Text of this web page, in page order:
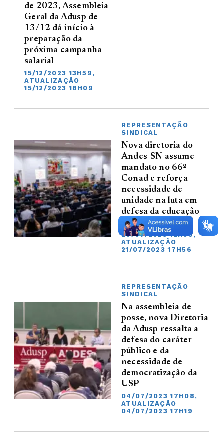
de 2023, Assembleia
Geral da Adusp de
13/12 dá início à
preparação da
próxima campanha
salarial
15/12/2023 13H59,
ATUALIZAÇÃO
15/12/2023 18H09
REPRESENTAÇÃO
SINDICAL
Nova diretoria do
Andes-SN assume
mandato no 66º
Conad e reforça
necessidade de
unidade na luta em
defesa da educação
pública
20/07/2023 12H59,
ATUALIZAÇÃO
21/07/2023 17H56
REPRESENTAÇÃO
SINDICAL
Na assembleia de
posse, nova Diretoria
da Adusp ressalta a
defesa do caráter
público e da
necessidade de
democratização da
USP
04/07/2023 17H08,
ATUALIZAÇÃO
04/07/2023 17H19